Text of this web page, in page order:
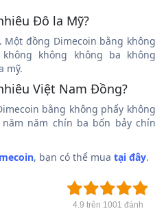
Đô la Mỹ?
Một đồng Dimecoin bằng không
không không ba không
mỹ.
Việt Nam Đồng?
bằng không phẩy không
năm chín ba bốn bảy chín
, bạn có thể mua tại đây.
4.9 trên 1001 đánh